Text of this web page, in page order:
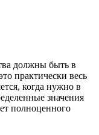
должны быть в
практически весь
когда нужно в
значения
полноценного